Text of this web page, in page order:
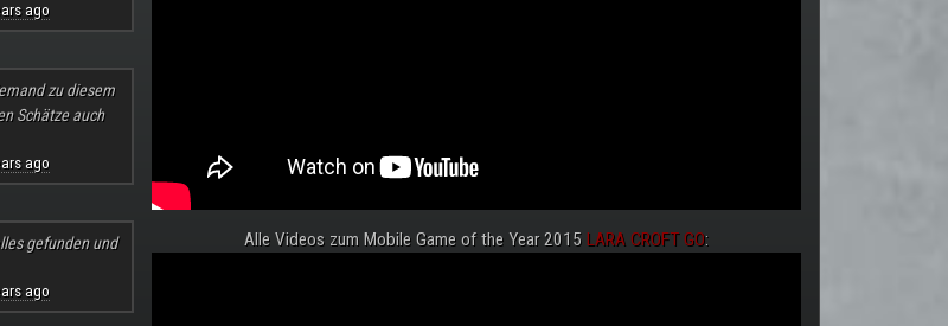
ago
zu diesem
Schätze auch
ago
gefunden und
ago
Alle Videos zum Mobile Game of the Year 2015 LARA CROFT GO: